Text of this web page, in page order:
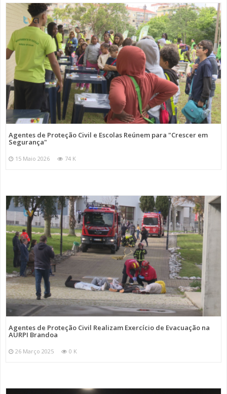
Agentes de Proteção Civil e Escolas Reúnem para "Crescer em
Segurança"
15 Maio 2026 74 K
Agentes de Proteção Civil Realizam Exercício de Evacuação na
AURPI Brandoa
26 Março 2025 0 K